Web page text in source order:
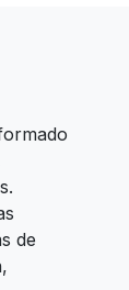
de